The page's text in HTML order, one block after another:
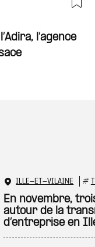
l’agence
à ma
ILLE-ET-VILAINE #
En novembre,
autour de la
d’entreprise en